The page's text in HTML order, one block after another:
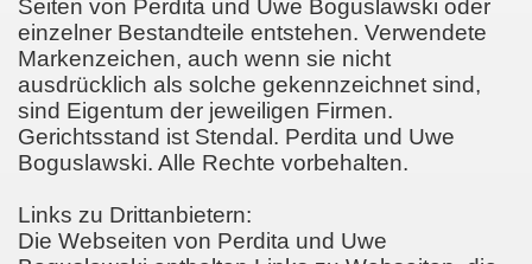
Seiten von Perdita und Uwe Boguslawski oder
einzelner Bestandteile entstehen. Verwendete
Markenzeichen, auch wenn sie nicht
ausdrücklich als solche gekennzeichnet sind,
sind Eigentum der jeweiligen Firmen.
Gerichtsstand ist Stendal. Perdita und Uwe
Boguslawski. Alle Rechte vorbehalten.
Links zu Drittanbietern:
Die Webseiten von Perdita und Uwe